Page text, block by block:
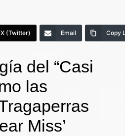
X (Twitter) Email Copy
del “Casi
las
Miss’